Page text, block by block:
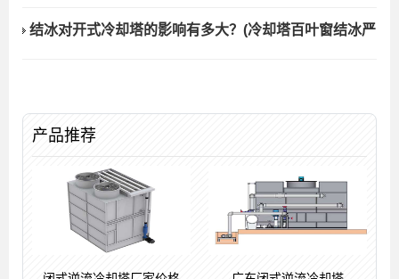
结冰对开式冷却塔的影响有多大？(冷却塔百叶窗结冰严
产品推荐